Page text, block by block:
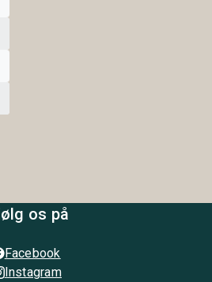
os på
Facebook
Instagram